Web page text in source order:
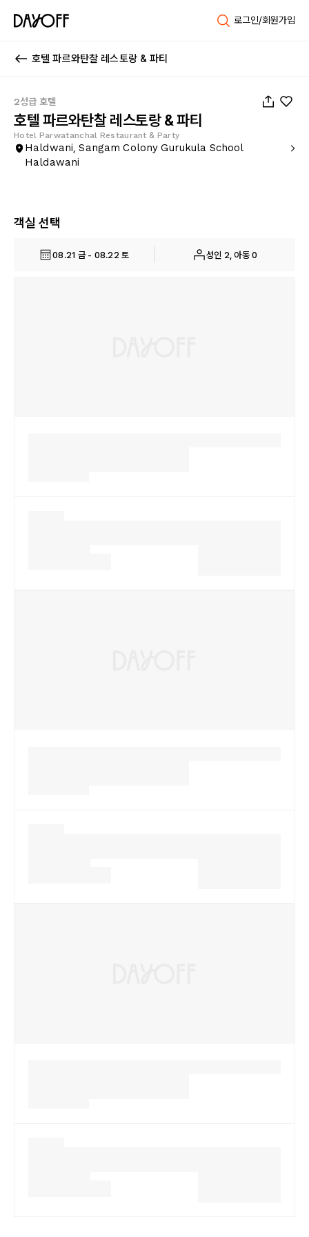
로그인/회원가입
호텔 파르와탄찰 레스토랑 & 파티
2성급 호텔
호텔 파르와탄찰 레스토랑 & 파티
Hotel Parwatanchal Restaurant & Party
Haldwani, Sangam Colony Gurukula School
Haldawani
객실 선택
08.21 금 - 08.22 토 성인 2, 아동 0